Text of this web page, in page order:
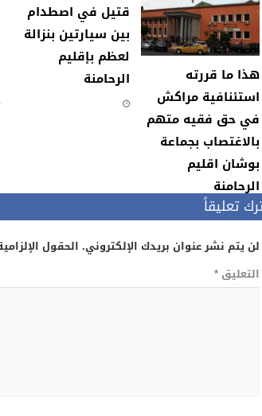
هذا ما قررته
استئنافية مراكش
في حق فقيه متهم
بالاغتصاب بجماعة
بوشان اقليم
الرحامنة
قتيل في اصطدام
بين سيارتين بنزالة
لعظم بإقليم
الرحامنة
تعليقاً
لن يتم نشر عنوان بريدك الإلكتروني. الحقول
التعليق*